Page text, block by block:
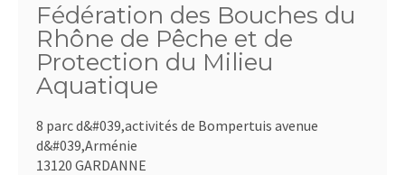
Fédération des Bouches du
Rhône de Pêche et de
Protection du Milieu
Aquatique
8 parc d&#039,activités de Bompertuis avenue
d&#039,Arménie
13120 GARDANNE